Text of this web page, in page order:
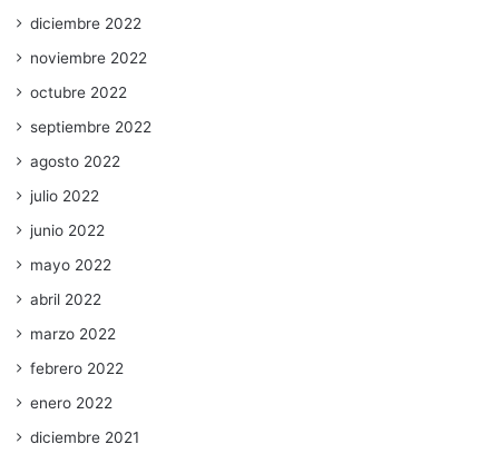
diciembre 2022
noviembre 2022
octubre 2022
septiembre 2022
agosto 2022
julio 2022
junio 2022
mayo 2022
abril 2022
marzo 2022
febrero 2022
enero 2022
diciembre 2021